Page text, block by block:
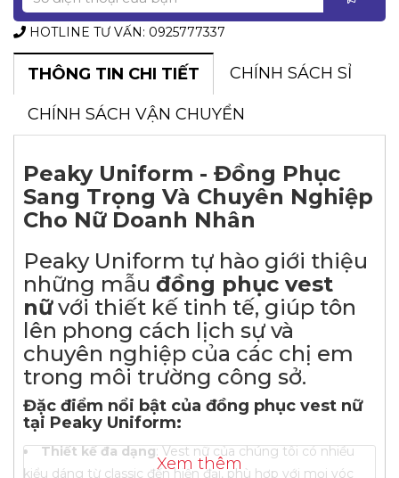
HOTLINE TƯ VẤN: 0925777337
THÔNG TIN CHI TIẾT CHÍNH SÁCH SỈ
CHÍNH SÁCH VẬN CHUYỂN
Peaky Uniform - Đồng Phục
Sang Trọng Và Chuyên Nghiệp
Cho Nữ Doanh Nhân
Peaky Uniform tự hào giới thiệu
những mẫu đồng phục vest
nữvới thiết kế tinh tế, giúp tôn
lên phong cách lịch sự và
chuyên nghiệp của các chị em
trong môi trường công sở.
Đặc điểm nổi bật của đồng phục vest nữ
tại Peaky Uniform:
Thiết kế đa dạng: Vest nữ của chúng tôi có nhiều
kiểu dáng từ classic đến hiện đại, phù hợp với mọi vóc
Xem thêm